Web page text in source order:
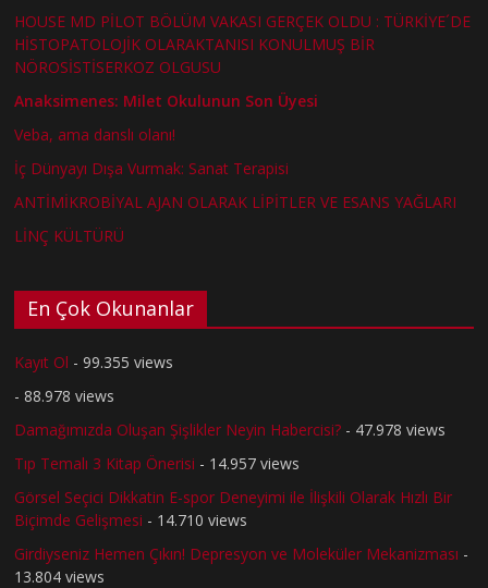
HOUSE MD PİLOT BÖLÜM VAKASI GERÇEK OLDU : TÜRKİYE´DE
HİSTOPATOLOJİK OLARAKTANISI KONULMUŞ BİR
NÖROSİSTİSERKOZ OLGUSU
Anaksimenes: Milet Okulunun Son Üyesi
Veba, ama danslı olanı!
İç Dünyayı Dışa Vurmak: Sanat Terapisi
ANTİMİKROBİYAL AJAN OLARAK LİPİTLER VE ESANS YAĞLARI
LİNÇ KÜLTÜRÜ
En Çok Okunanlar
Kayıt Ol - 99.355 views
- 88.978 views
Damağımızda Oluşan Şişlikler Neyin Habercisi? - 47.978 views
Tıp Temalı 3 Kitap Önerisi - 14.957 views
Görsel Seçici Dikkatin E-spor Deneyimi ile İlişkili Olarak Hızlı Bir
Biçimde Gelişmesi - 14.710 views
Girdiyseniz Hemen Çıkın! Depresyon ve Moleküler Mekanizması -
13.804 views